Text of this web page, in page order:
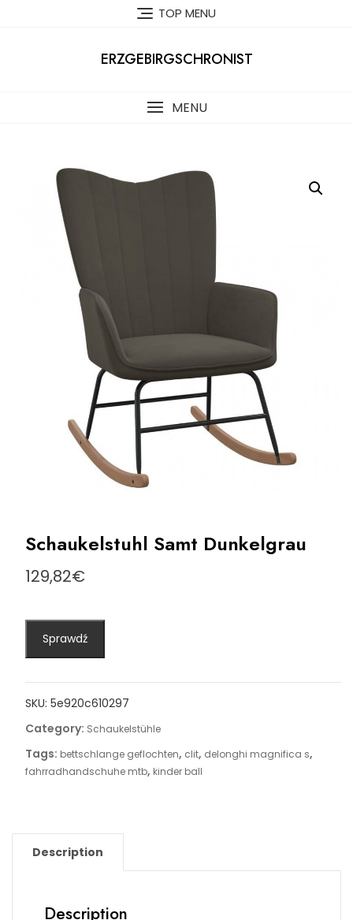
TOP MENU
ERZGEBIRGSCHRONIST
MENU
Schaukelstuhl Samt Dunkelgrau
129,82€
Sprawdź
SKU: 5e920c610297
Category: Schaukelstühle
Tags: bettschlange geflochten, clit, delonghi magnifica s,
fahrradhandschuhe mtb, kinder ball
Description
Description